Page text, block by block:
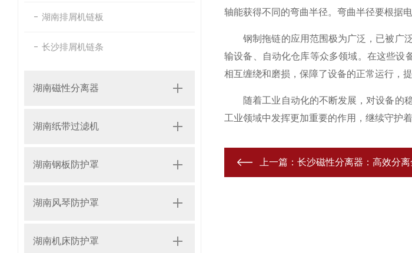
湖南排屑机链板
长沙排屑机链条
湖南磁性分离器
湖南纸带过滤机
湖南钢板防护罩
湖南风琴防护罩
湖南机床防护罩
轴能获得不同的弯曲半径。弯曲半径要根据
钢制拖链的应用范围极为广泛，已被广泛
输设备、自动化仓库等众多领域。在这些设
相互缠绕和磨损，保障了设备的正常运行，提
随着工业自动化的不断发展，对设备的稳
工业领域中发挥更加重要的作用，继续守护
上一篇： 长沙磁性分离器：高效分